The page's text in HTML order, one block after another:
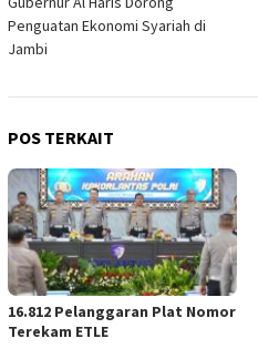
pos
Penguatan Ekonomi Syariah di
Jambi
POS TERKAIT
16.812 Pelanggaran Plat Nomor
Terekam ETLE